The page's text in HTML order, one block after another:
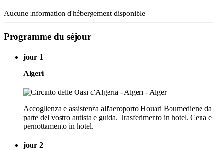
Aucune information d'hébergement disponible
Programme du séjour
jour 1
Algeri
Accoglienza e assistenza all'aeroporto Houari Boumediene da
parte del vostro autista e guida. Trasferimento in hotel. Cena e
pernottamento in hotel.
jour 2